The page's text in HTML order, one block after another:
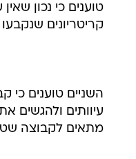
טוענים כי נכון
קריטריונים שנקבעו
השניים טוענים
עיוותים ולהגשים
מתאים לקבוצה